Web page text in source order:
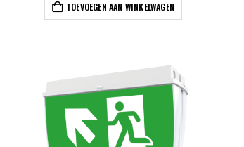
TOEVOEGEN AAN WINKELWAGEN